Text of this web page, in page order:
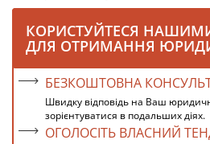
КОРИСТУЙТЕСЯ
ДЛЯ ОТРИМАННЯ
БЕЗКОШТОВНА
Швидку відповідь на Ваш
зорієнтуватися в подальших діях.
ОГОЛОСІТЬ ВЛАСНИЙ